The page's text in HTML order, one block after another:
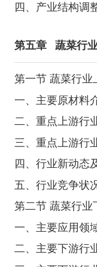
四、产业结构调
第五章 蔬菜行
第一节 蔬菜行业
一、主要原材料
二、重点上游行
三、重点上游行
四、行业新动态
五、行业竞争状
第二节 蔬菜行业
一、主要应用领
二、主要下游行